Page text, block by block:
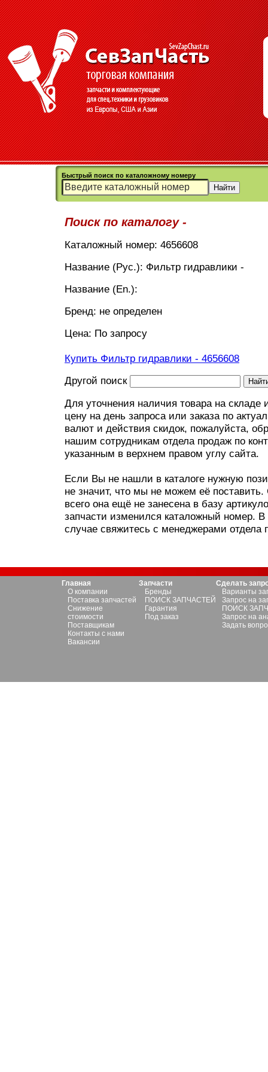
Быстрый поиск по каталожному номеру
Поиск по каталогу -
Каталожный номер: 4656608
Название (Рус.): Фильтр гидравлики -
Название (En.):
Бренд: не определен
Цена: По запросу
Купить Фильтр гидравлики - 4656608
Другой поиск
Для уточнения наличия товара на складе
цену на день запроса или заказа по
валют и действия скидок, пожалуйста,
нашим сотрудникам отдела продаж по
указанным в верхнем правом углу сайта.
Если Вы не нашли в каталоге нужную
не значит, что мы не можем её поставить.
всего она ещё не занесена в базу
запчасти изменился каталожный номер.
случае свяжитесь с менеджерами отдела
Главная
О компании
Поставка запчастей
Снижение
стоимости
Поставщикам
Контакты с нами
Вакансии
Запчасти
Бренды
ПОИСК ЗАПЧАСТЕЙ
Гарантия
Под заказ
Сделать
Варианты
Запрос на
ПОИСК
Запрос на
Задать